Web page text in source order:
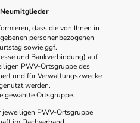
dass die von Ihnen in
personenbezogenen
sowie ggf.
und Bankverbindung) auf
PWV-Ortsgruppe des
und für Verwaltungszwecke
werden.
gewählte Ortsgruppe.
PWV-Ortsgruppe